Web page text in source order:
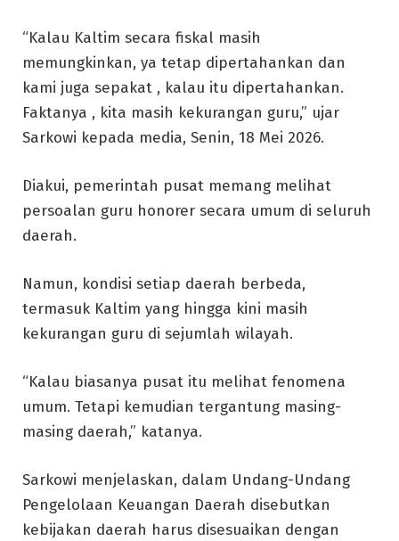
“Kalau Kaltim secara fiskal masih
memungkinkan, ya tetap dipertahankan dan
kami juga sepakat , kalau itu dipertahankan.
Faktanya , kita masih kekurangan guru,” ujar
Sarkowi kepada media, Senin, 18 Mei 2026.
Diakui, pemerintah pusat memang melihat
persoalan guru honorer secara umum di seluruh
daerah.
Namun, kondisi setiap daerah berbeda,
termasuk Kaltim yang hingga kini masih
kekurangan guru di sejumlah wilayah.
“Kalau biasanya pusat itu melihat fenomena
umum. Tetapi kemudian tergantung masing-
masing daerah,” katanya.
Sarkowi menjelaskan, dalam Undang-Undang
Pengelolaan Keuangan Daerah disebutkan
kebijakan daerah harus disesuaikan dengan